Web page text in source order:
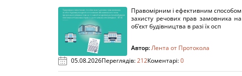
Правомірним і ефективним способом
захисту речових прав замовника на
об’єкт будівництва в разі їх осп
Автор:Лента от Протокола
05.08.2026Переглядів:212Коментарі:0